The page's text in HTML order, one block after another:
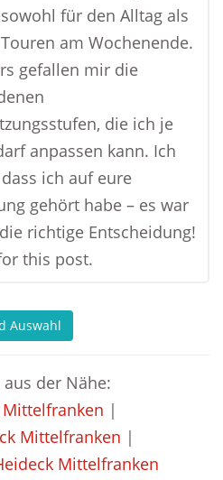
für den Alltag als
am Wochenende.
gefallen mir die
die ich je
anpassen kann. Ich
ich auf eure
gehört habe – es war
richtige Entscheidung!
this post.
Auswahl
der Nähe:
|
Mittelfranken |
Mittelfranken